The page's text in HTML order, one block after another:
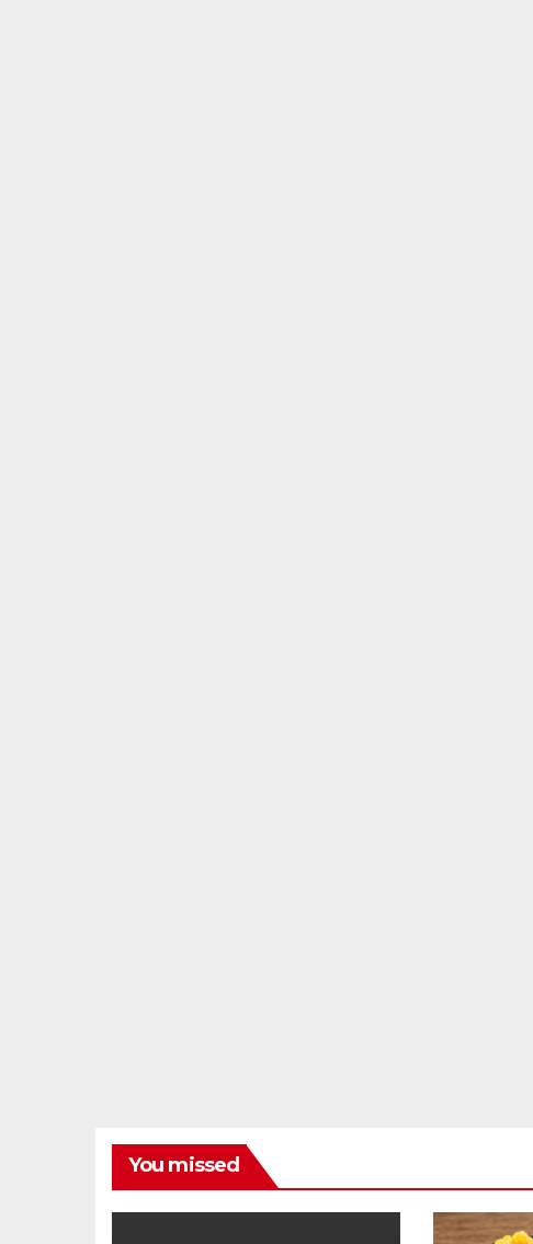
You missed